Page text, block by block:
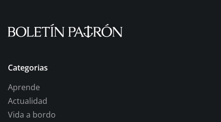
Categorias
Aprende
Actualidad
Vida a bordo